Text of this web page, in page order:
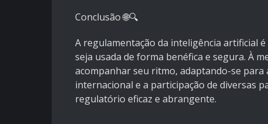
Conclusão 🌐🔍
A regulamentação da inteligência artificial
seja usada de forma benéfica e segura. À
acompanhar seu ritmo, adaptando-se
internacional e a participação de diversas
regulatório eficaz e abrangente.